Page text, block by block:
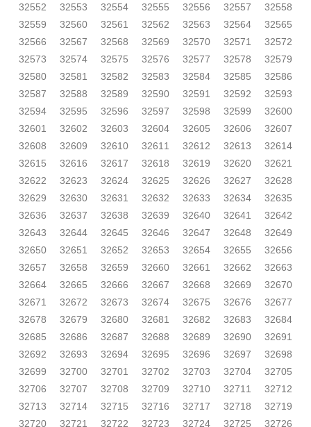
32552
32553 32554 32555 32556 32557
32558
32559
32560 32561 32562 32563 32564
32565
32566
32567 32568 32569 32570 32571
32572
32573
32574 32575 32576 32577 32578
32579
32580
32581 32582 32583 32584 32585
32586
32587
32588 32589 32590 32591 32592
32593
32594
32595 32596 32597 32598 32599
32600
32601
32602 32603 32604 32605 32606
32607
32608
32609 32610 32611 32612 32613
32614
32615
32616 32617 32618 32619 32620
32621
32622
32623 32624 32625 32626 32627
32628
32629
32630 32631 32632 32633 32634
32635
32636
32637 32638 32639 32640 32641
32642
32643
32644 32645 32646 32647 32648
32649
32650
32651 32652 32653 32654 32655
32656
32657
32658 32659 32660 32661 32662
32663
32664
32665 32666 32667 32668 32669
32670
32671
32672 32673 32674 32675 32676
32677
32678
32679 32680 32681 32682 32683
32684
32685
32686 32687 32688 32689 32690
32691
32692
32693 32694 32695 32696 32697
32698
32699
32700 32701 32702 32703 32704
32705
32706
32707 32708 32709 32710 32711
32712
32713
32714 32715 32716 32717 32718
32719
32720
32721 32722 32723 32724 32725 32726